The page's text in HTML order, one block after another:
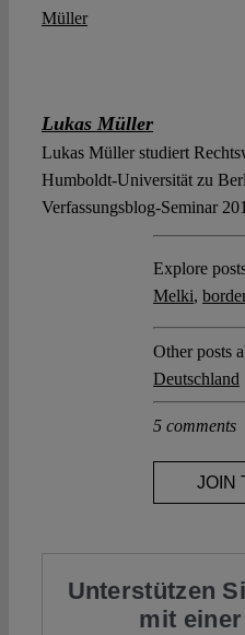
Lukas Müller
Lukas Müller studiert
Humboldt-Universität zu
Verfassungsblog-Seminar
Explore
Melki,
Other posts
Deutschland
5 comments
JOIN
Unterstützen
mit